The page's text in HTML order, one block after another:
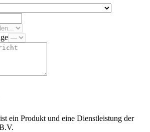
ein Produkt und eine Dienstleistung der